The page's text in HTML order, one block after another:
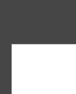
IL 100%